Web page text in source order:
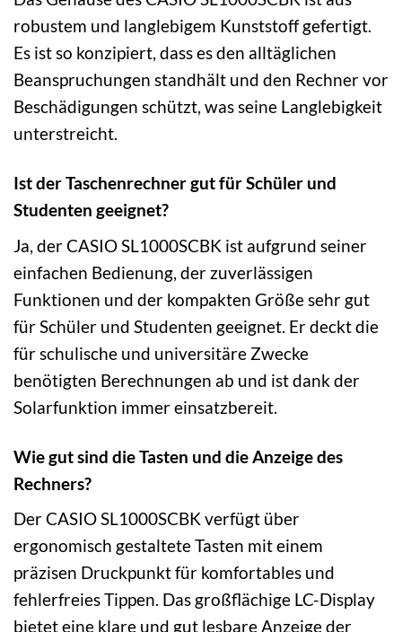
robustem und langlebigem Kunststoff gefertigt.
Es ist so konzipiert, dass es den alltäglichen
Beanspruchungen standhält und den Rechner vor
Beschädigungen schützt, was seine Langlebigkeit
unterstreicht.
Ist der Taschenrechner gut für Schüler und
Studenten geeignet?
Ja, der CASIO SL1000SCBK ist aufgrund seiner
einfachen Bedienung, der zuverlässigen
Funktionen und der kompakten Größe sehr gut
für Schüler und Studenten geeignet. Er deckt die
für schulische und universitäre Zwecke
benötigten Berechnungen ab und ist dank der
Solarfunktion immer einsatzbereit.
Wie gut sind die Tasten und die Anzeige des
Rechners?
Der CASIO SL1000SCBK verfügt über
ergonomisch gestaltete Tasten mit einem
präzisen Druckpunkt für komfortables und
fehlerfreies Tippen. Das großflächige LC-Display
bietet eine klare und gut lesbare Anzeige der